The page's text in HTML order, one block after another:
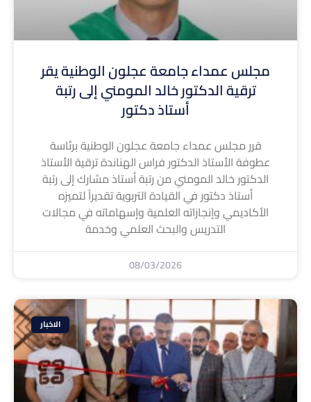
مجلس عمداء جامعة عجلون الوطنية يقر
ترقية الدكتور خالد المومني إلى رتبة
أستاذ دكتور
قرر مجلس عمداء جامعة عجلون الوطنية برئاسة
عطوفة الأستاذ الدكتور فراس الهناندة ترقية الأستاذ
الدكتور خالد المومني من رتبة أستاذ مشارك إلى رتبة
أستاذ دكتور في القيادة التربوية تقديراً لتميزه
الأكاديمي وإنجازاته العلمية وإسهاماته في مجالات
التدريس والبحث العلمي وخدمة
08/03/2026
الاخبار